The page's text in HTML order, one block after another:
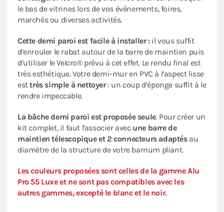
le bas de vitrines lors de vos événements, foires,
marchés ou diverses activités.
Cette demi paroi est facile à installer :il vous suffit
d’enrouler le rabat autour de la barre de maintien puis
d’utiliser le Velcro® prévu à cet effet. Le rendu final est
très esthétique. Votre demi-mur en PVC à l’aspect lisse
esttrès simple à nettoyer: un coup d’éponge suffit à le
rendre impeccable.
La bâche demi paroi est proposée seule. Pour créer un
kit complet, il faut l'associer avec une barre de
maintien télescopique et 2 connecteurs adaptésau
diamètre de la structure de votre barnum pliant.
Les couleurs proposées sont celles de la gamme Alu
Pro 55 Luxe et ne sont pas compatibles avec les
autres gammes, excepté le blanc et le noir.